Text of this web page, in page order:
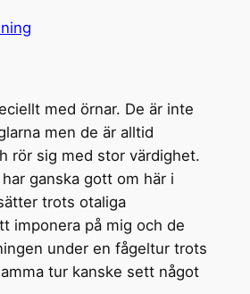
med örnar. De är inte
men de är alltid
rör sig med stor värdighet.
ganska gott om här i
trots otaliga
imponera på mig och de
under en fågeltur trots
tur kanske sett något